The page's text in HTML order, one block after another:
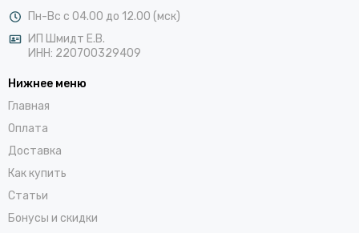
Пн-Вс с 04.00 до 12.00 (мск)
ИП Шмидт Е.В.
ИНН: 220700329409
Нижнее меню
Главная
Оплата
Доставка
Как купить
Статьи
Бонусы и скидки